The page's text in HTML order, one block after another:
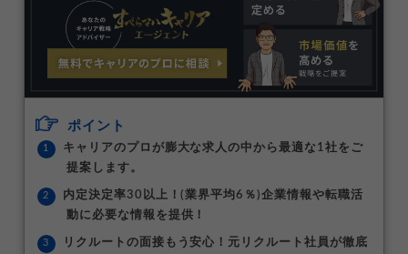
ポイント
キャリアのプロが膨大な求人の中から最適な1社をご
提案します。
内定決定率30以上！(業界平均6％)企業情報や転職活
動に必要な情報を提供！
リクルートの面接もう安心！元リクルート社員が徹底